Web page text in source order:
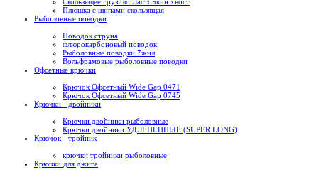
Плюшка с шипами скользящая
Рыболовные поводки
Поводок струна
флюрокарбоновый поводок
Рыболовные поводки 7жил
Вольфрамовые рыболовные поводки
Офсетные крючки
Крючок Офсетный Wide Gap 0471
Крючок Офсетный Wide Gap 0745
Крючки - двойники
Крючки двойники рыболовные
Крючки двойники УДЛЕНЕННЫЕ (SUPER LONG)
Крючок - тройник
крючки тройники рыболовные
Крючки для джига